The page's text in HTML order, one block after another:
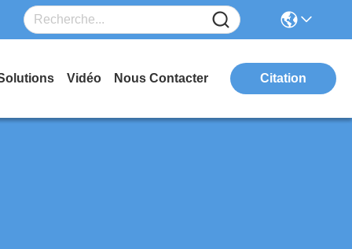
Vidéo Nous Contacter Citation